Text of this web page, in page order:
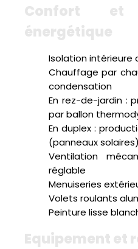
confort et performance
énergétique
Isolation intérieure
Chauffage par
condensation
En rez-de-jardin :
par ballon
En duplex :
(panneaux solaires)
Ventilation
réglable
Menuiseries
Volets roulants
Peinture lisse
equipement